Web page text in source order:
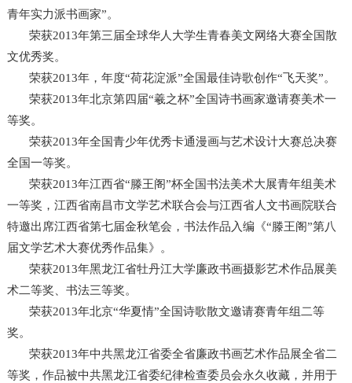
青年实力派书画家”。
荣获2013年第三届全球华人大学生青春美文网络大赛全国散
文优秀奖。
荣获2013年，年度“荷花淀派”全国最佳诗歌创作“飞天奖”。
荣获2013年北京第四届“羲之杯”全国诗书画家邀请赛美术一
等奖。
荣获2013年全国青少年优秀卡通漫画与艺术设计大赛总决赛
全国一等奖。
荣获2013年江西省“滕王阁”杯全国书法美术大展青年组美术
一等奖，江西省南昌市文学艺术联合会与江西省人文书画院联合
特邀出席江西省第七届金秋笔会，书法作品入编《“滕王阁”第八
届文学艺术大赛优秀作品集》。
荣获2013年黑龙江省牡丹江大学廉政书画摄影艺术作品展美
术二等奖、书法三等奖。
荣获2013年北京“华夏情”全国诗歌散文邀请赛青年组二等
奖。
荣获2013年中共黑龙江省委全省廉政书画艺术作品展全省二
等奖，作品被中共黑龙江省委纪律检查委员会永久收藏，并用于